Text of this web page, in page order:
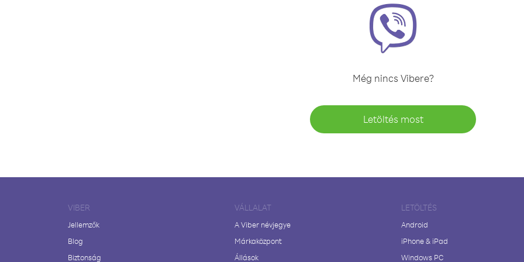
Még nincs Vibere?
Letöltés most
VIBER
Jellemzők
Blog
Biztonság
VÁLLALAT
A Viber névjegye
Márkaközpont
Állások
LETÖLTÉS
Android
iPhone & iPad
Windows PC